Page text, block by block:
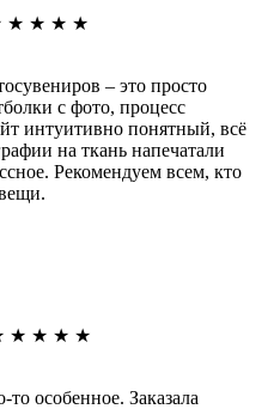
★ ★ ★ ★
– это просто
с фото, процесс
интуитивно понятный, всё
на ткань напечатали
Рекомендуем всем, кто
★ ★ ★ ★
особенное. Заказала